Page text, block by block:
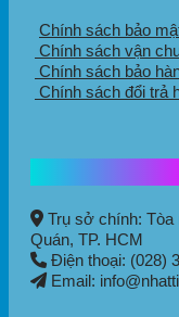
Chính sách bảo
Chính sách vận
Chính sách bảo
Chính sách đổi trả
Trụ sở chính: Tòa
Quán, TP. HCM
Điện thoại: (028)
Email: